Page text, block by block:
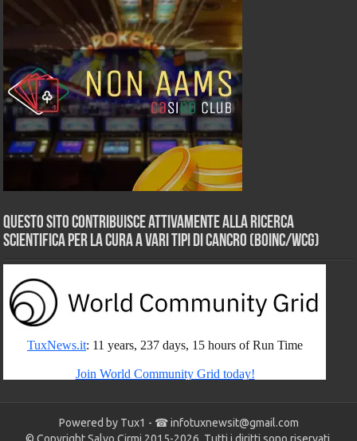
Questo sito contribuisce attivamente alla ricerca
scientifica per la cura a vari tipi di Cancro (BOINC/WCG)
Powered by Tux1 - ☎infotuxnewsit@gmail.com